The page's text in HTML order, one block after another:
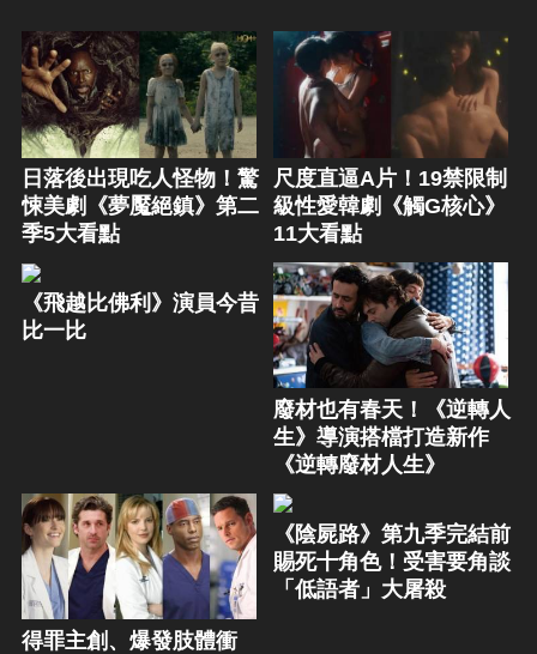
日落後出現吃人怪物！驚
悚美劇《夢魘絕鎮》第二
季5大看點
尺度直逼A片！19禁限制
級性愛韓劇《觸G核心》
11大看點
《飛越比佛利》演員今昔
比一比
廢材也有春天！《逆轉人
生》導演搭檔打造新作
《逆轉廢材人生》
得罪主創、爆發肢體衝
《陰屍路》第九季完結前
賜死十角色！受害要角談
「低語者」大屠殺